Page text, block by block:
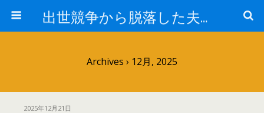
出世競争から脱落した夫と妻の日常
Archives › 12月, 2025
2025年12月21日